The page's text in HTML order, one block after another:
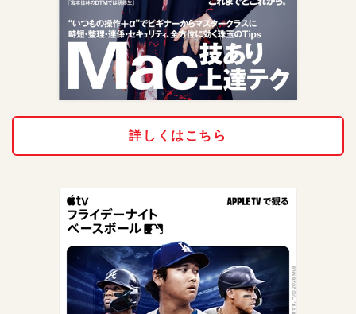
詳しくはこちら